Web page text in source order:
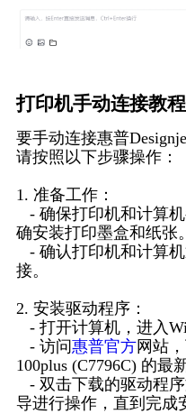
打印机手动连接教程
要手动连接惠普
请按照以下步骤操作：
1. 准备工作：
- 确保打印机和计算
确安装打印墨盒和纸张。
- 确认打印机和计算
接。
2. 安装驱动程序：
- 打开计算机，进入
- 访问惠普官方网站
100plus (C7796C) 的最
- 双击下载的驱动程
导进行操作，直到完成